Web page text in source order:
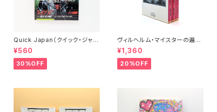
Quick Japan（クイック・ジャパ
ン）Vol.11
¥560
30%OFF
ヴィルヘルム・マイスターの遍歴
時代 (上)(中)(下)（岩波文庫）
¥1,360
20%OFF